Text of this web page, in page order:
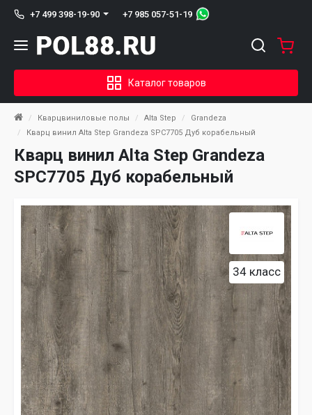
+7 499 398-19-90 +7 985 057-51-19
Каталог товаров
Кварцвиниловые полы Alta Step
Grandeza
Кварц винил Alta Step Grandeza SPC7705 Дуб корабельный
Кварц винил Alta Step Grandeza
SPC7705 Дуб корабельный
34 класс